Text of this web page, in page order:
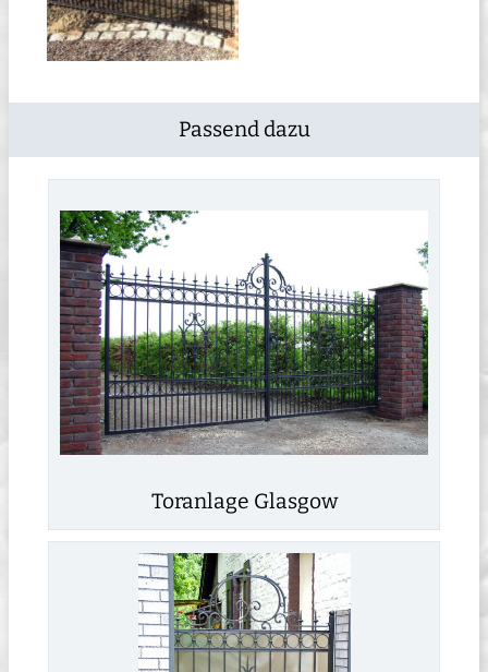
Passend dazu
Toranlage Glasgow